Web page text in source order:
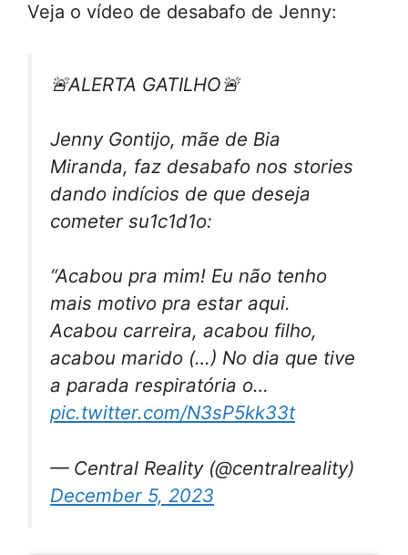
Veja o vídeo de desabafo de Jenny:
🚨ALERTA GATILHO🚨
Jenny Gontijo, mãe de Bia
Miranda, faz desabafo nos stories
dando indícios de que deseja
cometer su1c1d1o:
“Acabou pra mim! Eu não tenho
mais motivo pra estar aqui.
Acabou carreira, acabou filho,
acabou marido (…) No dia que tive
a parada respiratória o…
pic.twitter.com/N3sP5kk33t
— Central Reality (@centralreality)
December 5, 2023